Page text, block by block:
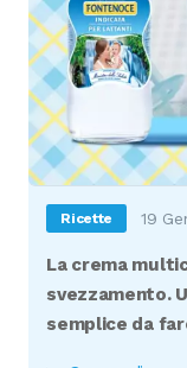
Ricette 19
La crema
svezzamento.
semplice da